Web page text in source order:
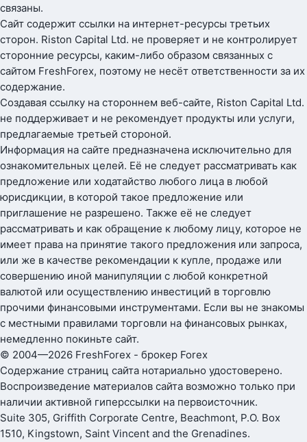
связаны.
Сайт содержит ссылки на интернет-ресурсы третьих
сторон. Riston Capital Ltd. не проверяет и не контролирует
сторонние ресурсы, каким-либо образом связанных с
сайтом FreshForex, поэтому не несёт ответственности за их
содержание.
Создавая ссылку на стороннем веб-сайте, Riston Capital Ltd.
не поддерживает и не рекомендует продукты или услуги,
предлагаемые третьей стороной.
Информация на сайте предназначена исключительно для
ознакомительных целей. Её не следует рассматривать как
предложение или ходатайство любого лица в любой
юрисдикции, в которой такое предложение или
приглашение не разрешено. Также её не следует
рассматривать и как обращение к любому лицу, которое не
имеет права на принятие такого предложения или запроса,
или же в качестве рекомендации к купле, продаже или
совершению иной манипуляции с любой конкретной
валютой или осуществлению инвестиций в торговлю
прочими финансовыми инструментами. Если вы не знакомы
с местными правилами торговли на финансовых рынках,
немедленно покиньте сайт.
© 2004—2026 FreshForex - брокер Forex
Содержание страниц сайта нотариально удостоверено.
Воспроизведение материалов сайта возможно только при
наличии активной гиперссылки на первоисточник.
Suite 305, Griffith Corporate Centre, Beachmont, P.O. Box
1510, Kingstown, Saint Vincent and the Grenadines.